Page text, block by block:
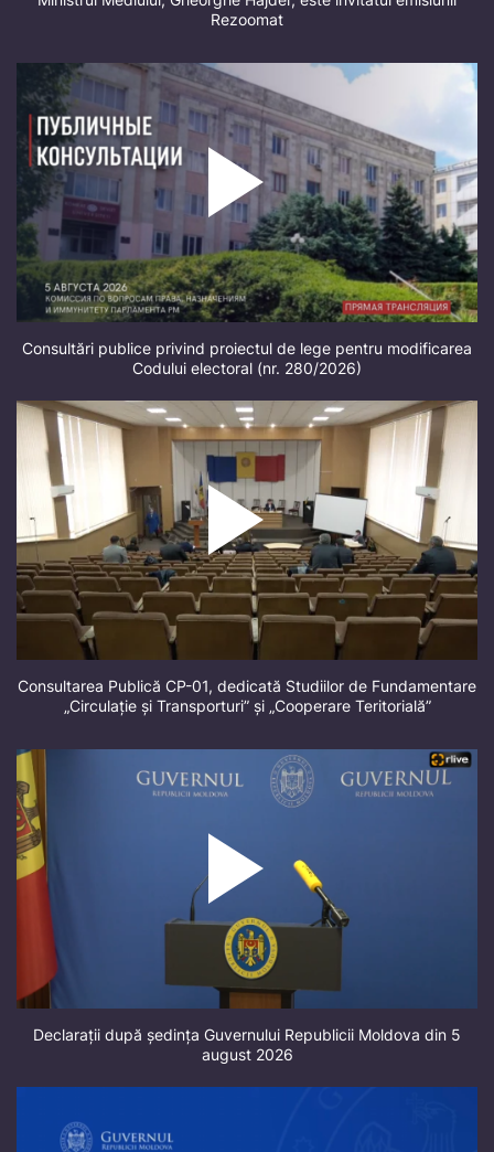
Rezoomat
Consultări publice privind proiectul de lege pentru modificarea
Codului electoral (nr. 280/2026)
Consultarea Publică CP-01, dedicată Studiilor de Fundamentare
„Circulație și Transporturi” și „Cooperare Teritorială”
Declarații după ședința Guvernului Republicii Moldova din 5
august 2026